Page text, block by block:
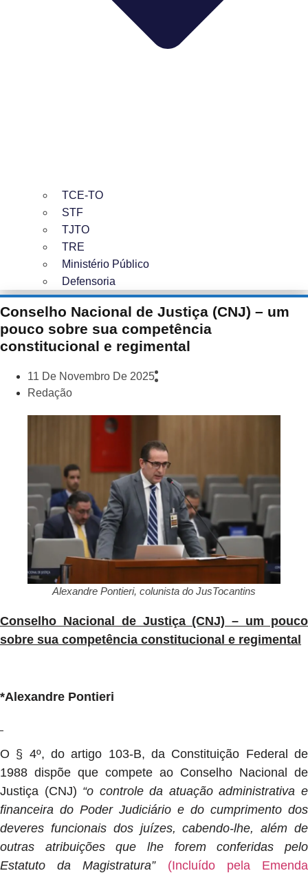
TCE-TO
STF
TJTO
TRE
Ministério Público
Defensoria
Conselho Nacional de Justiça (CNJ) – um
pouco sobre sua competência
constitucional e regimental
11 De Novembro De 2025
Redação
Alexandre Pontieri, colunista do JusTocantins
Conselho Nacional de Justiça (CNJ) – um pouco
sobre sua competência constitucional e regimental
*Alexandre Pontieri
O § 4º, do artigo 103-B, da Constituição Federal de
1988 dispõe que compete ao Conselho Nacional de
Justiça (CNJ) “o controle da atuação administrativa e
financeira do Poder Judiciário e do cumprimento dos
deveres funcionais dos juízes, cabendo-lhe, além de
outras atribuições que lhe forem conferidas pelo
Estatuto da Magistratura”
(Incluído pela Emenda